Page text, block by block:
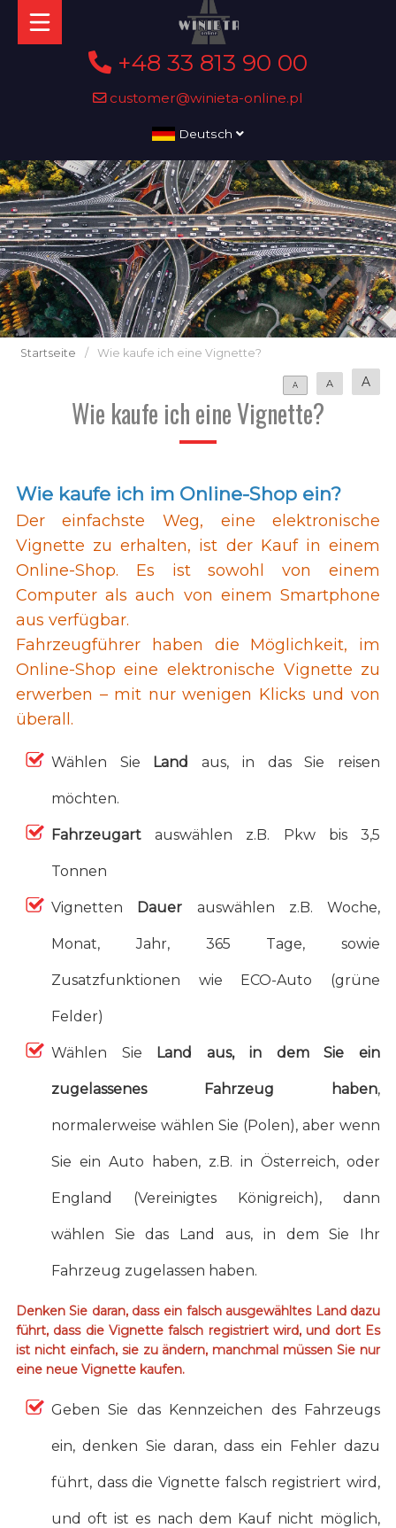
+48 33 813 90 00
customer@winieta-online.pl
Deutsch
Startseite / Wie kaufe ich eine Vignette?
A A A
Wie kaufe ich eine Vignette?
Wie kaufe ich im Online-Shop ein?
Der einfachste Weg, eine elektronische
Vignette zu erhalten, ist der Kauf in einem
Online-Shop. Es ist sowohl von einem
Computer als auch von einem Smartphone
aus verfügbar.
Fahrzeugführer haben die Möglichkeit, im
Online-Shop eine elektronische Vignette zu
erwerben – mit nur wenigen Klicks und von
überall.
Wählen Sie Landaus, in das Sie reisen
möchten.
Fahrzeugartauswählen z.B. Pkw bis 3,5
Tonnen
Vignetten Dauer auswählen z.B. Woche,
Monat, Jahr, 365 Tage, sowie
Zusatzfunktionen wie ECO-Auto (grüne
Felder)
Wählen Sie Land aus, in dem Sie ein
zugelassenes Fahrzeug haben,
normalerweise wählen Sie (Polen), aber wenn
Sie ein Auto haben, z.B. in Österreich, oder
England (Vereinigtes Königreich), dann
wählen Sie das Land aus, in dem Sie Ihr
Fahrzeug zugelassen haben.
Denken Sie daran, dass ein falsch ausgewähltes Land dazu
führt, dass die Vignette falsch registriert wird, und dort Es
ist nicht einfach, sie zu ändern, manchmal müssen Sie nur
eine neue Vignette kaufen.
Geben Sie das Kennzeichen des Fahrzeugs
ein, denken Sie daran, dass ein Fehler dazu
führt, dass die Vignette falsch registriert wird,
und oft ist es nach dem Kauf nicht möglich,